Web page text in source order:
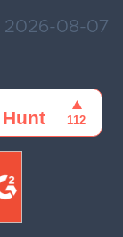
2026-08-07